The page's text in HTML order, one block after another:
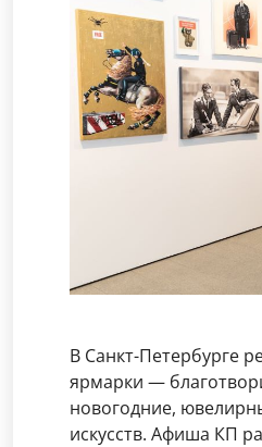
В Санкт-Петербурге
ярмарки —
новогодние,
искусств. Афиша КП